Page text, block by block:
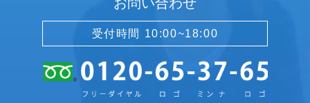
受付時間 10:00~18:00